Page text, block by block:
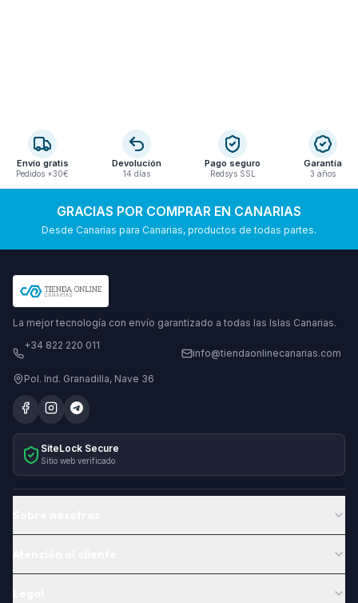
Envío gratis
Pedidos +30€
Devolución
14 días
Pago seguro
Redsys SSL
Garantía
3 años
GRACIAS POR COMPRAR EN CANARIAS
Desde Canarias para Canarias, productos de todas partes.
La mejor tecnología con envío garantizado a todas las Islas Canarias.
+34 822 220 011
info@tiendaonlinecanarias.com
Pol. Ind. Granadilla, Nave 36
SiteLock Secure
Sitio web verificado